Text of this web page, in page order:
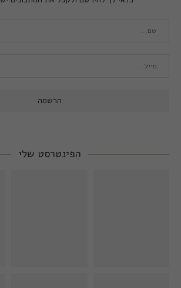
הפינטרסט שלי